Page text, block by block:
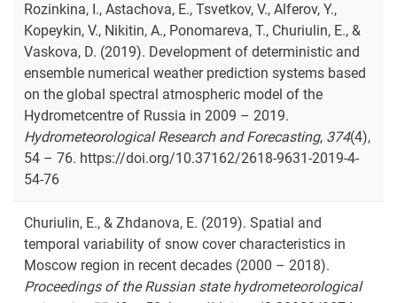
Rozinkina, I., Astachova, E., Tsvetkov, V., Alferov, Y.,
Kopeykin, V., Nikitin, A., Ponomareva, T., Churiulin, E., &
Vaskova, D. (2019). Development of deterministic and
ensemble numerical weather prediction systems based
on the global spectral atmospheric model of the
Hydrometcentre of Russia in 2009 – 2019.
Hydrometeorological Research and Forecasting, 374(4),
54 – 76. https://doi.org/10.37162/2618-9631-2019-4-
54-76
Churiulin, E., & Zhdanova, E. (2019). Spatial and
temporal variability of snow cover characteristics in
Moscow region in recent decades (2000 – 2018).
Proceedings of the Russian state hydrometeorological